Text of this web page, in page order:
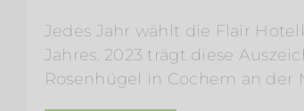
Jedes Jahr wählt die Flair
Jahres. 2023 trägt diese
Rosenhügel in Cochem an der